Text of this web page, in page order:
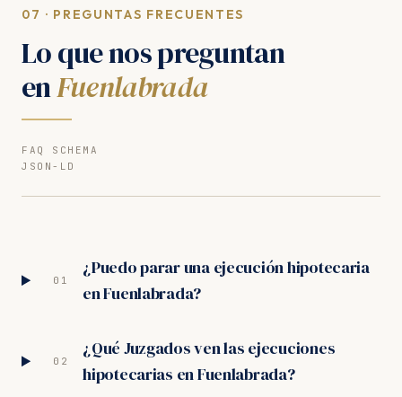
07 · PREGUNTAS FRECUENTES
Lo que nos preguntan
enFuenlabrada
FAQ SCHEMA
JSON-LD
01
¿Puedo parar una ejecución hipotecaria
en Fuenlabrada?
02
¿Qué Juzgados ven las ejecuciones
hipotecarias en Fuenlabrada?